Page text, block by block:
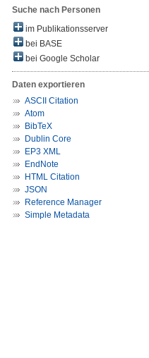
Suche nach Personen
im Publikationsserver
bei BASE
bei Google Scholar
Daten exportieren
ASCII Citation
Atom
BibTeX
Dublin Core
EP3 XML
EndNote
HTML Citation
JSON
Reference Manager
Simple Metadata